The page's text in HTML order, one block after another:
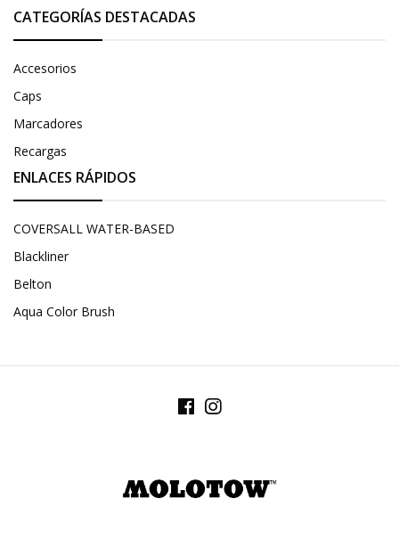
CATEGORÍAS DESTACADAS
Accesorios
Caps
Marcadores
Recargas
ENLACES RÁPIDOS
COVERSALL WATER-BASED
Blackliner
Belton
Aqua Color Brush